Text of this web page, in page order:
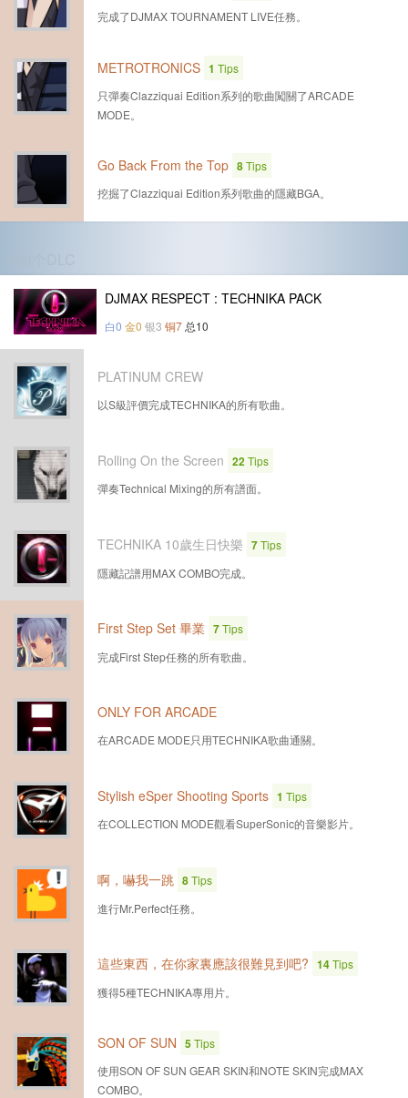
完成了DJMAX TOURNAMENT LIVE任務。
METROTRONICS 1 Tips
只彈奏Clazziquai Edition系列的歌曲闖關了ARCADE
MODE。
Go Back From the Top 8Tips
挖掘了Clazziquai Edition系列歌曲的隱藏BGA。
DJMAX RESPECT : TECHNIKA PACK
白0 金0 银3 铜7 总10
PLATINUM CREW
以S級評價完成TECHNIKA的所有歌曲。
Rolling On the Screen 22Tips
彈奏Technical Mixing的所有譜面。
TECHNIKA 10歲生日快樂 7Tips
隱藏記譜用MAX COMBO完成。
First Step Set 畢業 7Tips
完成First Step任務的所有歌曲。
ONLY FOR ARCADE
在ARCADE MODE只用TECHNIKA歌曲通關。
Stylish eSper Shooting Sports 1 Tips
在COLLECTION MODE觀看SuperSonic的音樂影片。
啊，嚇我一跳 8Tips
進行Mr.Perfect任務。
這些東西，在你家裏應該很難見到吧? 14Tips
獲得5種TECHNIKA專用片。
SON OF SUN 5Tips
使用SON OF SUN GEAR SKIN和NOTE SKIN完成MAX
COMBO。